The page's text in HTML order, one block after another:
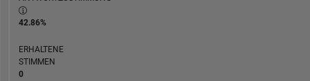
42.86%
ERHALTENE
STIMMEN
0